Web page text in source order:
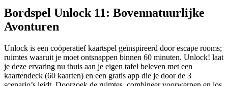
Bordspel Unlock 11: Bovennatuurlijke
Avonturen
Unlock is een coöperatief kaartspel geïnspireerd door escape rooms;
ruimtes waaruit je moet ontsnappen binnen 60 minuten. Unlock! laat
je deze ervaring nu thuis aan je eigen tafel beleven met een
kaartendeck (60 kaarten) en een gratis app die je door de 3